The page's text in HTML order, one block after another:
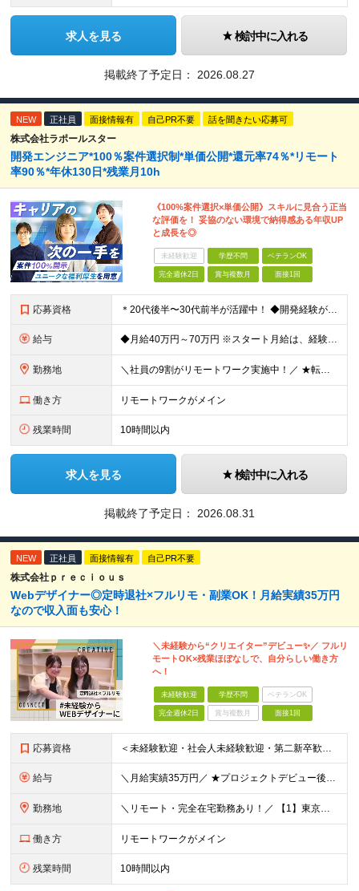
求人を見る 検討中に入れる
掲載終了予定日： 2026.08.27
NEW 正社員 面接情報有 自己PR不要 話を聞きたい応募可
株式会社ラポールスター
開発エンジニア*100％案件選択制*単価公開*還元率74％*リモート
率90％*年休130日*残業月10h
《100%案件選択×単価公開》スキルに見合う正当
な評価を！ 妥協のない環境で納得感ある年収UP
と成長を◎
未経験歓迎 学歴不問 ベテランOK
完全週休2日 賞与複数月 面接1回
応募資格 ＊20代後半〜30代前半が活躍中！ ◆開発経験が3年以上ある方（Web・オープン系システム等） ◆学歴不問 ★Java(Spring、Spring Boot)、Python(Django)、 Re
給与 ◆月給40万円～70万円 ※スタート月給は、経験・能力・前職の給与等を考慮の上で決定いたします。 ※上記金額には残業の有無に関わらず、 月30時間分の固定残業代（7万6,000円～13万3,000円
勤務地 ＼社員の9割がリモートワーク実施中！／ ★転勤ナシ！ ★UIターン歓迎！ 関東、関西、東海、九州・中国エリアの各プロジェクト先から希望を優先して決定。 ※リモート案件も多数あり！ ◆関東エリア
働き方 リモートワークがメイン
残業時間 10時間以内
求人を見る 検討中に入れる
掲載終了予定日： 2026.08.31
NEW 正社員 面接情報有 自己PR不要
株式会社ｐｒｅｃｉｏｕｓ
Webデザイナー◎定時退社×フルリモ・副業OK！月給実績35万円
なので収入面も安心！
＼未経験から“クリエイター”デビュー✨／ フルリ
モートOK×残業ほぼなしで、自分らしい働き方
へ！
未経験歓迎 学歴不問 ベテランOK
完全週休2日 賞与複数月 面接1回
応募資格 ＜未経験歓迎・社会人未経験歓迎・第二新卒歓迎・ブランクOK・学歴不問＞ ★これまでの経験は一切不問！ ★人柄重視の採用を行っています！ ★95％が未経験スタート！ 知識や経験がなくても、入社後に学べる
給与 ＼月給実績35万円／ ★プロジェクトデビュー後は月給UP！ ★還元率最大80％で収入アップを叶えられる！ ＊＊＊ ■月給25～50万円＋賞与＋インセンティブ ※経験・年齢・能力に応じて決定します。
勤務地 ＼リモート・完全在宅勤務あり！／ 【1】東京本社もしくは東京23区を中心とした神奈川・埼玉・千葉エリアの各プロジェクト先 【2】大阪を中心とした京都・兵庫・滋賀・奈良・和歌山エリアの各プロジェクト先
働き方 リモートワークがメイン
残業時間 10時間以内